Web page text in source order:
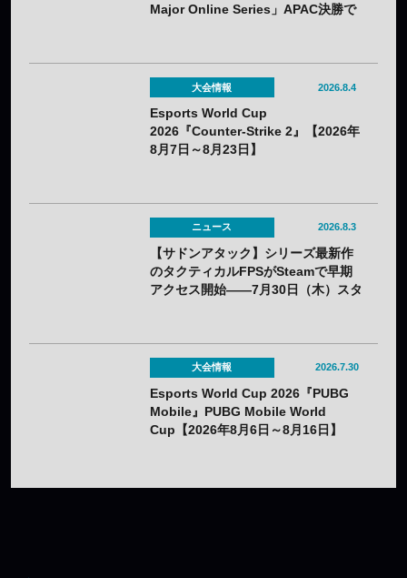
Major Online Series」APAC決勝で
大会情報 2026.8.4
Esports World Cup
2026『Counter-Strike 2』【2026年
8月7日～8月23日】
ニュース 2026.8.3
【サドンアタック】シリーズ最新作
のタクティカルFPSがSteamで早期
アクセス開始——7月30日（木）スタ
大会情報 2026.7.30
Esports World Cup 2026『PUBG
Mobile』PUBG Mobile World
Cup【2026年8月6日～8月16日】